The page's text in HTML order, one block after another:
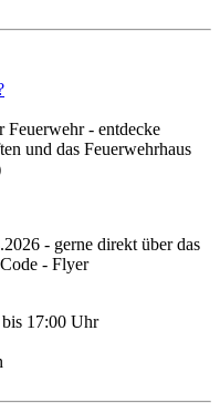
Feuerwehr - entdecke
und das Feuerwehrhaus
- gerne direkt über das
- Flyer
bis 17:00 Uhr